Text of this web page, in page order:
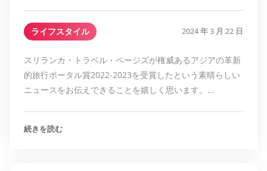
ライフスタイル 2024 年 3 月 22 日
スリランカ・トラベル・ページズが権威あるアジアの革新
的旅行ポータル賞2022-2023を受賞したという素晴らしい
ニュースをお伝えできることを嬉しく思います。…
続きを読む